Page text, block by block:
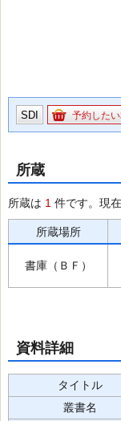
SDI 予約した
所蔵
所蔵は 1 件です。現
所蔵場所
書庫（ＢＦ）
資料詳細
タイトル
叢書名